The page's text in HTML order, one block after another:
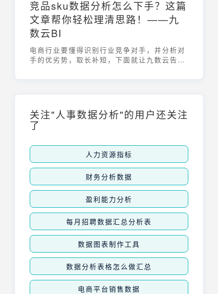
竞品sku数据分析怎么下手？这篇
文章帮你轻松理清思路！——九
数云BI
电商行业要懂得识别行业竞争对手，并分析对
手的优劣势，取长补短，下面就让九数云告诉
关注"人事数据分析"的用户还关注
了
人力资源指标
财务分析数据
盈利能力分析
每月招聘数据汇总分析表
数据图表制作工具
数据分析表格怎么做汇总
电商平台销售数据